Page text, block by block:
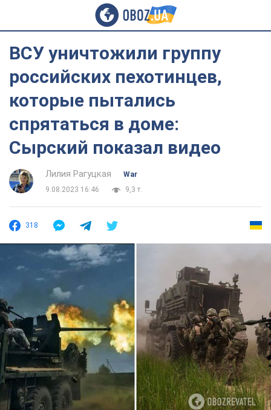
ВСУ уничтожили группу
российских пехотинцев,
которые пытались
спрятаться в доме:
Сырский показал видео
Лилия Рагуцкая
War
9.08.2023 16:46
9,3 т.
318